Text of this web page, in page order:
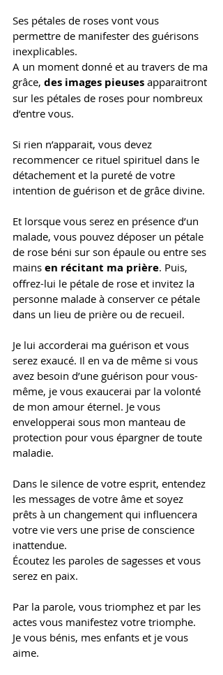
Ses pétales de roses vont vous
permettre de manifester des guérisons
inexplicables.
A un moment donné et au travers de ma
grâce, des images pieuses apparaitront
sur les pétales de roses pour nombreux
d’entre vous.
Si rien n’apparait, vous devez
recommencer ce rituel spirituel dans le
détachement et la pureté de votre
intention de guérison et de grâce divine.
Et lorsque vous serez en présence d’un
malade, vous pouvez déposer un pétale
de rose béni sur son épaule ou entre ses
mains en récitant ma prière. Puis,
offrez-lui le pétale de rose et invitez la
personne malade à conserver ce pétale
dans un lieu de prière ou de recueil.
Je lui accorderai ma guérison et vous
serez exaucé. Il en va de même si vous
avez besoin d’une guérison pour vous-
même, je vous exaucerai par la volonté
de mon amour éternel. Je vous
envelopperai sous mon manteau de
protection pour vous épargner de toute
maladie.
Dans le silence de votre esprit, entendez
les messages de votre âme et soyez
prêts à un changement qui influencera
votre vie vers une prise de conscience
inattendue.
Écoutez les paroles de sagesses et vous
serez en paix.
Par la parole, vous triomphez et par les
actes vous manifestez votre triomphe.
Je vous bénis, mes enfants et je vous
aime.